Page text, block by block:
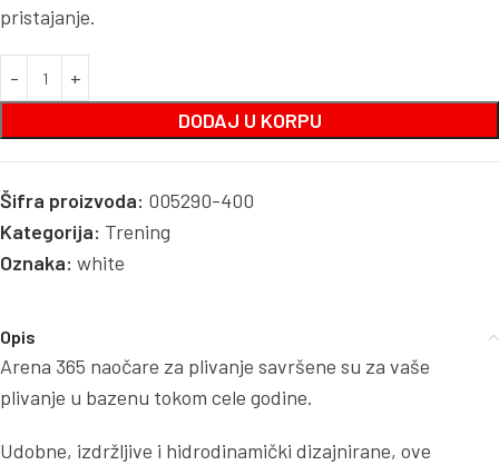
pristajanje.
DODAJ U KORPU
Šifra proizvoda: 005290-400
Kategorija: Trening
Oznaka: white
Opis
Arena 365 naočare za plivanje savršene su za vaše
plivanje u bazenu tokom cele godine.
Udobne, izdržljive i hidrodinamički dizajnirane, ove